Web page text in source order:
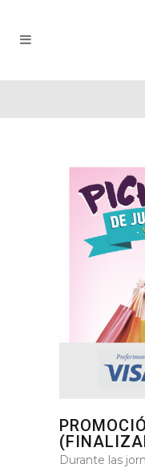
Durante las